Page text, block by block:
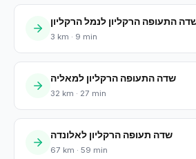
התעופה הרקליון לנמל הרקליון
3 km · 9 min
שדה התעופה הרקליון למאליה
32 km · 27 min
שדה תעופה הרקליון לאלונדה
67 km · 59 min